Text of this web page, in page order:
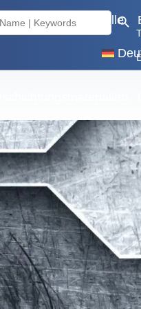
Search
Metalle Basismetalle